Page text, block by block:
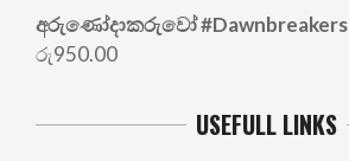
අරු‍ණෝදාකරුවෝ #Dawnbreakers
රු950.00
USEFULL LINKS